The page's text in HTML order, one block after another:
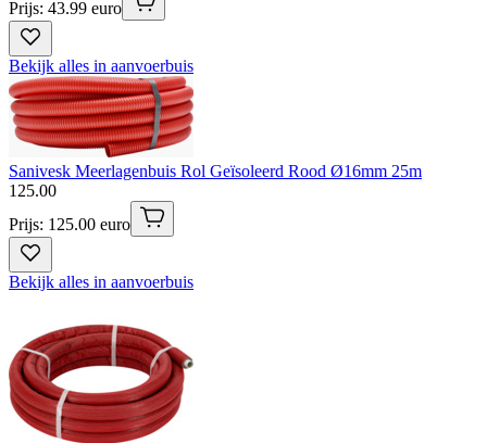
Prijs: 43.99 euro
Bekijk alles in aanvoerbuis
Sanivesk Meerlagenbuis Rol Geïsoleerd Rood Ø16mm 25m
125.00
Prijs: 125.00 euro
Bekijk alles in aanvoerbuis